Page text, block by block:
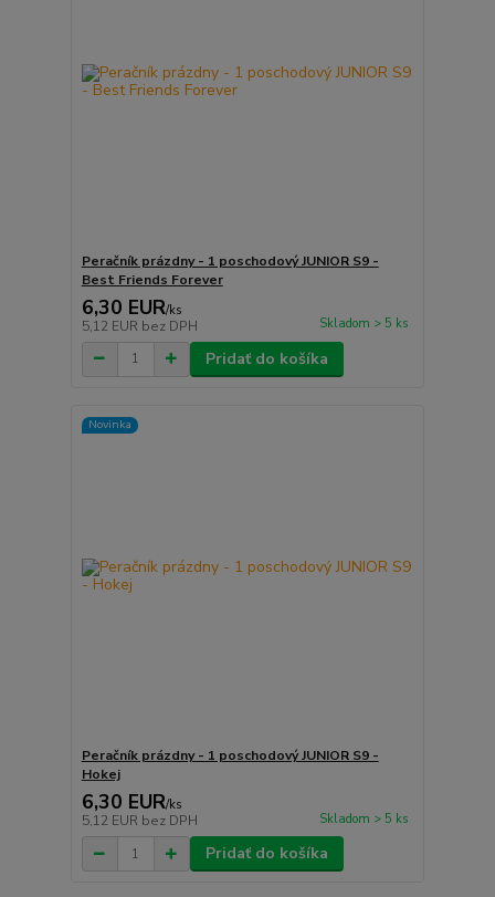
Peračník prázdny - 1 poschodový JUNIOR S9 -
Best Friends Forever
6,30 EUR/ks
5,12 EUR bez DPH Skladom > 5 ks
Pridať do košíka
Novinka
Peračník prázdny - 1 poschodový JUNIOR S9 -
Hokej
6,30 EUR/ks
5,12 EUR bez DPH Skladom > 5 ks
Pridať do košíka